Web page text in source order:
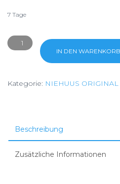
7 Tage
Alsterstuhl
Aufrecht
NACHTBLAU
IN DEN WARENKORB
Kategorie: NIEHUUS ORIGINAL
Beschreibung
Zusätzliche Informationen